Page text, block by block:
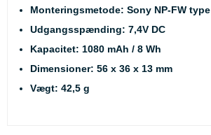
Monteringsmetode: Sony NP-FW type
Udgangsspænding: 7,4V DC
Kapacitet: 1080 mAh / 8 Wh
Dimensioner: 56 x 36 x 13 mm
Vægt: 42,5 g